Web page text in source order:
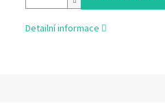
Detailní informace